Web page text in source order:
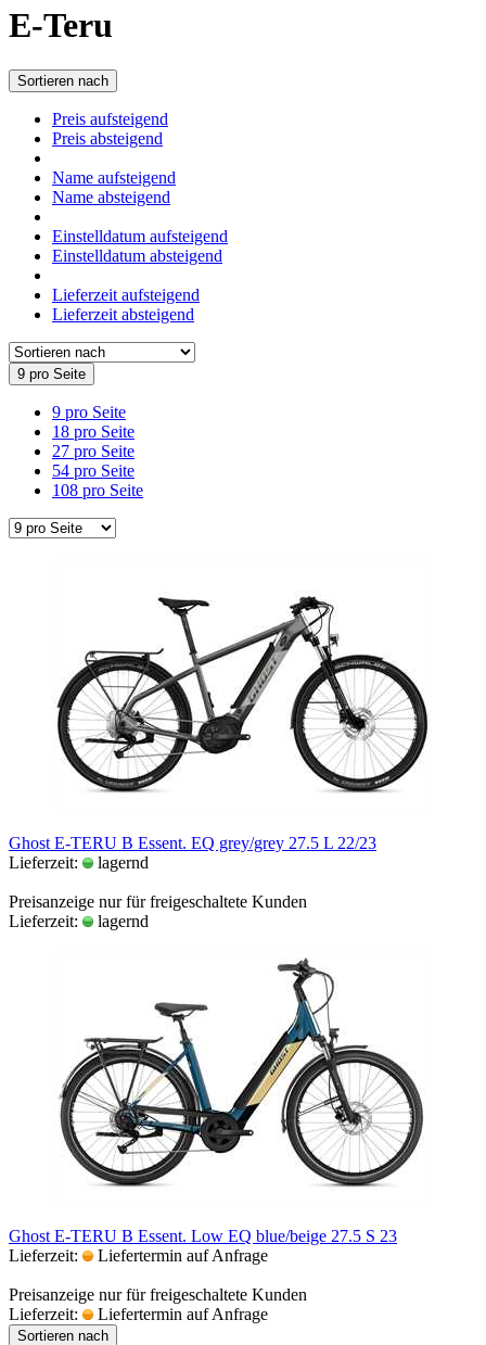
E-Teru
Sortieren nach
Preis aufsteigend
Preis absteigend
Name aufsteigend
Name absteigend
Einstelldatum aufsteigend
Einstelldatum absteigend
Lieferzeit aufsteigend
Lieferzeit absteigend
9 pro Seite
9 pro Seite
18 pro Seite
27 pro Seite
54 pro Seite
108 pro Seite
Ghost E-TERU B Essent. EQ grey/grey 27.5 L 22/23
Lieferzeit:
lagernd
Preisanzeige nur für freigeschaltete Kunden
Lieferzeit:
lagernd
Ghost E-TERU B Essent. Low EQ blue/beige 27.5 S 23
Lieferzeit:
Liefertermin auf Anfrage
Preisanzeige nur für freigeschaltete Kunden
Lieferzeit:
Liefertermin auf Anfrage
Sortieren nach